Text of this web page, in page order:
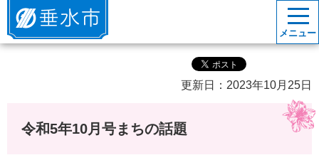
垂水市
メニュー
更新日：2023年10月25日
令和5年10月号まちの話題